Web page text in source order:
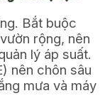
Bắt buộc
rộng, nên
lý áp suất.
nên chôn sâu
mưa và máy